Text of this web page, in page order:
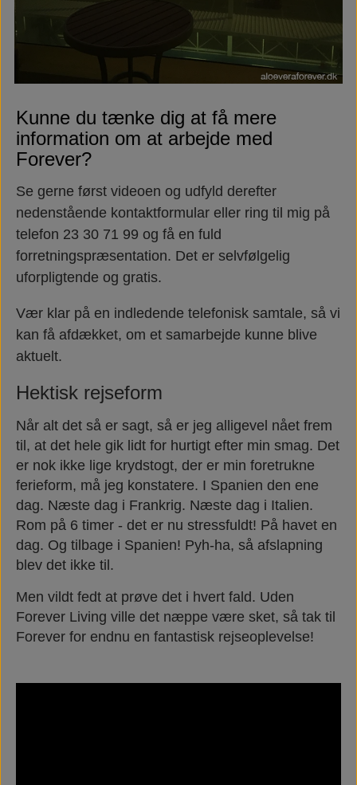
Kunne du tænke dig at få mere
information om at arbejde med
Forever?
Se gerne først videoen og udfyld derefter
nedenstående kontaktformular eller ring til mig på
telefon 23 30 71 99 og få en fuld
forretningspræsentation. Det er selvfølgelig
uforpligtende og gratis.
Vær klar på en indledende telefonisk samtale, så vi
kan få afdækket, om et samarbejde kunne blive
aktuelt.
Hektisk rejseform
Når alt det så er sagt, så er jeg alligevel nået frem
til, at det hele gik lidt for hurtigt efter min smag. Det
er nok ikke lige krydstogt, der er min foretrukne
ferieform, må jeg konstatere. I Spanien den ene
dag. Næste dag i Frankrig. Næste dag i Italien.
Rom på 6 timer - det er nu stressfuldt! På havet en
dag. Og tilbage i Spanien! Pyh-ha, så afslapning
blev det ikke til.
Men vildt fedt at prøve det i hvert fald. Uden
Forever Living ville det næppe være sket, så tak til
Forever for endnu en fantastisk rejseoplevelse!